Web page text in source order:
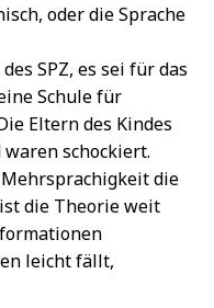
oder die Sprache
SPZ, es sei für das
Schule für
Eltern des Kindes
schockiert.
die
die Theorie weit
leicht fällt,